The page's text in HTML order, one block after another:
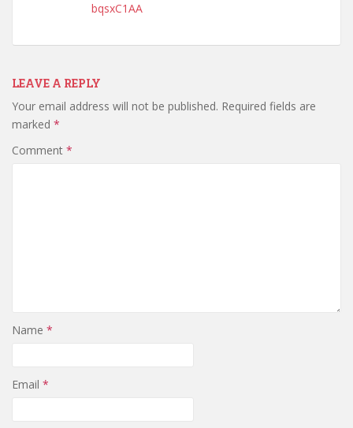
bqsxC1AA
LEAVE A REPLY
Your email address will not be published. Required fields are
marked *
Comment *
Name *
Email *